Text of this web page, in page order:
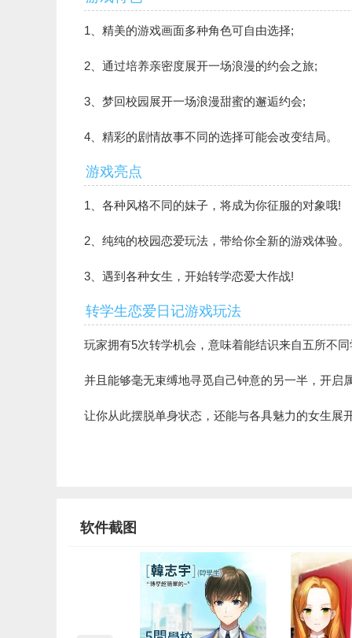
1、精美的游戏画面多种角色可自由选择;
2、通过培养亲密度展开一场浪漫的约会之旅;
3、梦回校园展开一场浪漫甜蜜的邂逅约会;
4、精彩的剧情故事不同的选择可能会改变结局。
游戏亮点
1、各种风格不同的妹子，将成为你征服的对象哦!
2、纯纯的校园恋爱玩法，带给你全新的游戏体验。
3、遇到各种女生，开始转学恋爱大作战!
转学生恋爱日记游戏玩法
玩家拥有5次转学机会，意味着能结识来自五所不
并且能够毫无束缚地寻觅自己钟意的另一半，开启
让你从此摆脱单身状态，还能与各具魅力的女生展
软件截图